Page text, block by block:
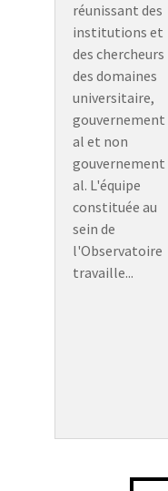
réunissant des
institutions et
des chercheurs
des domaines
universitaire,
gouvernement
al et non
gouvernement
al. L'équipe
constituée au
sein de
l'Observatoire
travaille...